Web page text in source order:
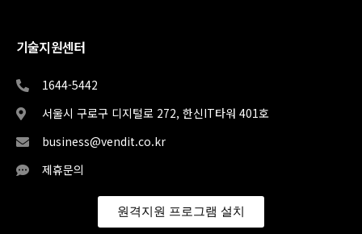
기술지원센터
1644-5442
서울시 구로구 디지털로 272, 한신IT타워 401호
business@vendit.co.kr
제휴문의
원격지원 프로그램 설치